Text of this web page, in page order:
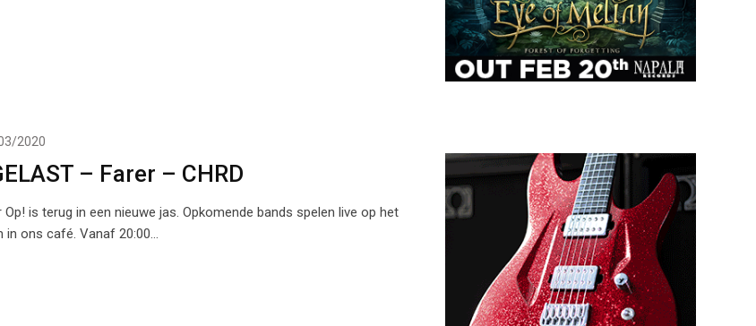
2020
– Farer – CHRD
Op! is terug in een nieuwe jas. Opkomende bands spelen live op het
in ons café. Vanaf 20:00…